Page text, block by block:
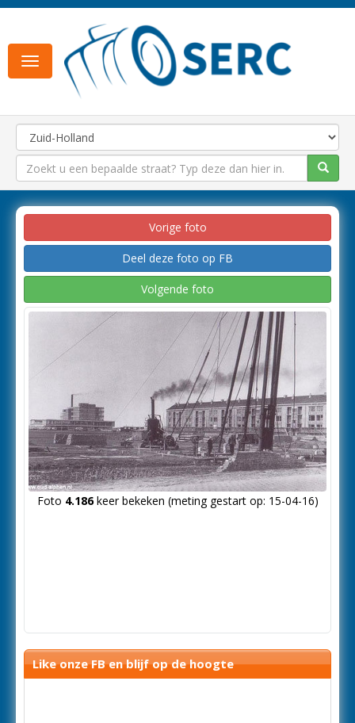
Toggle
navigation
Vorige foto
Deel deze foto op FB
Volgende foto
Foto 4.186keer bekeken (meting gestart op: 15-04-16)
Like onze FB en blijf op de hoogte